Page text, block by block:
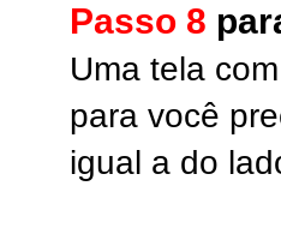
Passo 8
Uma tela
para você
igual a do